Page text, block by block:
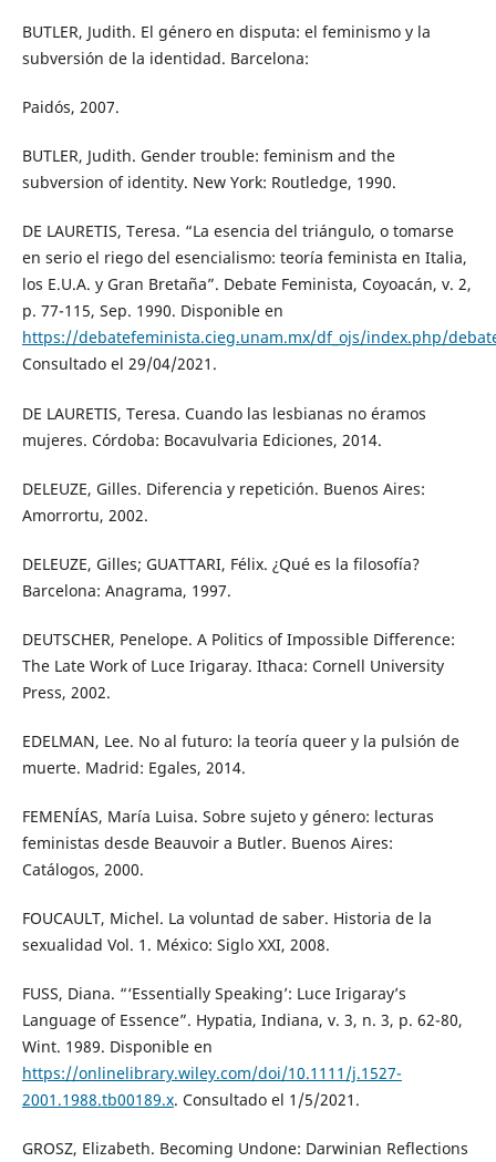
BUTLER, Judith. El género en disputa: el feminismo y la
subversión de la identidad. Barcelona:
Paidós, 2007.
BUTLER, Judith. Gender trouble: feminism and the
subversion of identity. New York: Routledge, 1990.
DE LAURETIS, Teresa. “La esencia del triángulo, o tomarse
en serio el riego del esencialismo: teoría feminista en Italia,
los E.U.A. y Gran Bretaña”. Debate Feminista, Coyoacán, v. 2,
p. 77-115, Sep. 1990. Disponible en
https://debatefeminista.cieg.unam.mx/df_ojs/index.php/
Consultado el 29/04/2021.
DE LAURETIS, Teresa. Cuando las lesbianas no éramos
mujeres. Córdoba: Bocavulvaria Ediciones, 2014.
DELEUZE, Gilles. Diferencia y repetición. Buenos Aires:
Amorrortu, 2002.
DELEUZE, Gilles; GUATTARI, Félix. ¿Qué es la filosofía?
Barcelona: Anagrama, 1997.
DEUTSCHER, Penelope. A Politics of Impossible Difference:
The Late Work of Luce Irigaray. Ithaca: Cornell University
Press, 2002.
EDELMAN, Lee. No al futuro: la teoría queer y la pulsión de
muerte. Madrid: Egales, 2014.
FEMENÍAS, María Luisa. Sobre sujeto y género: lecturas
feministas desde Beauvoir a Butler. Buenos Aires:
Catálogos, 2000.
FOUCAULT, Michel. La voluntad de saber. Historia de la
sexualidad Vol. 1. México: Siglo XXI, 2008.
FUSS, Diana. “‘Essentially Speaking’: Luce Irigaray’s
Language of Essence”. Hypatia, Indiana, v. 3, n. 3, p. 62-80,
Wint. 1989. Disponible en
https://onlinelibrary.wiley.com/doi/10.1111/j.1527-
2001.1988.tb00189.x. Consultado el 1/5/2021.
GROSZ, Elizabeth. Becoming Undone: Darwinian Reflections